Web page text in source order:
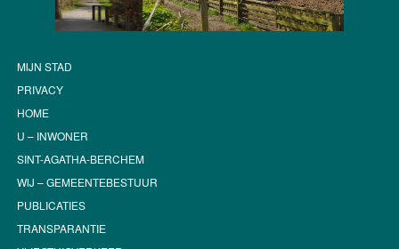
MIJN STAD
PRIVACY
HOME
U – INWONER
SINT-AGATHA-BERCHEM
WIJ – GEMEENTEBESTUUR
PUBLICATIES
TRANSPARANTIE